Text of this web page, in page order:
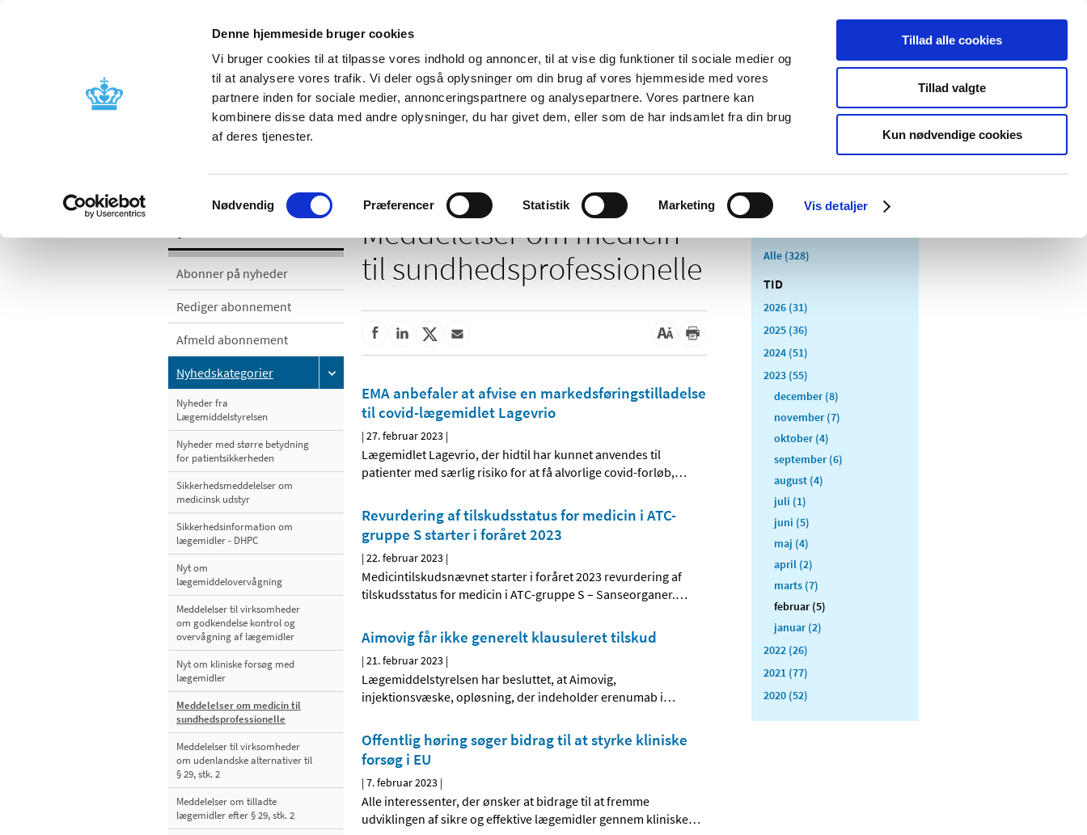
Denne hjemmeside bruger cookies
Vi bruger cookies til at tilpasse vores indhold og annoncer, til at vise dig funktioner til sociale medier og
til at analysere vores trafik. Vi deler også oplysninger om din brug af vores hjemmeside med vores
partnere inden for sociale medier, annonceringspartnere og analysepartnere. Vores partnere kan
kombinere disse data med andre oplysninger, du har givet dem, eller som de har indsamlet fra din brug
af deres tjenester.
Samtykkevalg
Nødvendig Præferencer Statistik Marketing Vis detaljer
Tillad alle cookies
Tillad valgte
Kun nødvendige cookies
Nyheder Om os Kontakt Udgivelser
Godkendelse og
Bivirkninger og
produktinformation
Tilskud og
Apoteker og salg af
Medicinsk
Særlige
produktområder
Abonner på nyheder
Rediger abonnement
Afmeld abonnement
Nyhedskategorier
Nyheder fra
Lægemiddelstyrelsen
Nyheder med større betydning
for patientsikkerheden
Sikkerhedsmeddelelser om
medicinsk udstyr
Sikkerhedsinformation om
lægemidler - DHPC
Nyt om
lægemiddelovervågning
Meddelelser til virksomheder
om godkendelse kontrol og
overvågning af lægemidler
Nyt om kliniske forsøg med
lægemidler
Meddelelser om medicin til
sundhedsprofessionelle
Meddelelser til virksomheder
om udenlandske alternativer til
§ 29, stk. 2
Meddelelser om tilladte
lægemidler efter § 29, stk. 2
Meddelelser om medicin
til sundhedsprofessionelle
EMA anbefaler at afvise en markedsføringstilladelse
til covid-lægemidlet Lagevrio
|27. februar 2023 |
Lægemidlet Lagevrio, der hidtil har kunnet anvendes til
patienter med særlig risiko for at få alvorlige covid-forløb,…
Revurdering af tilskudsstatus for medicin i ATC-
gruppe S starter i foråret 2023
|22. februar 2023 |
Medicintilskudsnævnet starter i foråret 2023 revurdering af
tilskudsstatus for medicin i ATC-gruppe S – Sanseorganer.…
Aimovig får ikke generelt klausuleret tilskud
|21. februar 2023 |
Lægemiddelstyrelsen har besluttet, at Aimovig,
injektionsvæske, opløsning, der indeholder erenumab i…
Offentlig høring søger bidrag til at styrke kliniske
forsøg i EU
|7. februar 2023 |
Alle interessenter, der ønsker at bidrage til at fremme
udviklingen af sikre og effektive lægemidler gennem kliniske…
Alle (328)
TID
2026 (31)
2025 (36)
2024 (51)
2023 (55)
december (8)
november (7)
oktober (4)
september (6)
august (4)
juli (1)
juni (5)
maj (4)
april (2)
marts (7)
februar (5)
januar (2)
2022 (26)
2021 (77)
2020 (52)